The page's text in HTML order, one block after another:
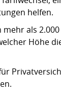
helfen.
als
Höhe